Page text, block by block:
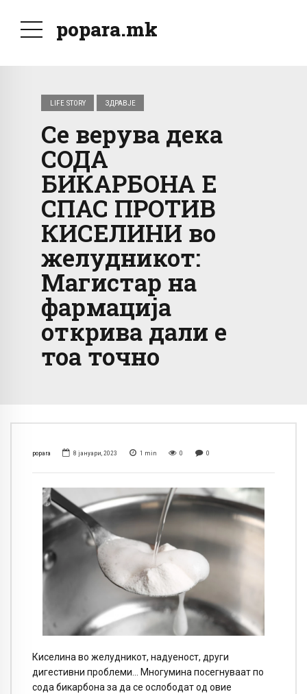
popara.mk
LIFE STORY ЗДРАВЈЕ
Се верува дека
СОДА
БИКАРБОНА Е
СПАС ПРОТИВ
КИСЕЛИНИ во
желудникот:
Магистар на
фармација
открива дали е
тоа точно
popara 8 јануари, 2023 1 min 0 0
Киселина во желудникот, надуеност, други
дигестивни проблеми… Многумина посегнуваат по
сода бикарбона за да се ослободат од овие